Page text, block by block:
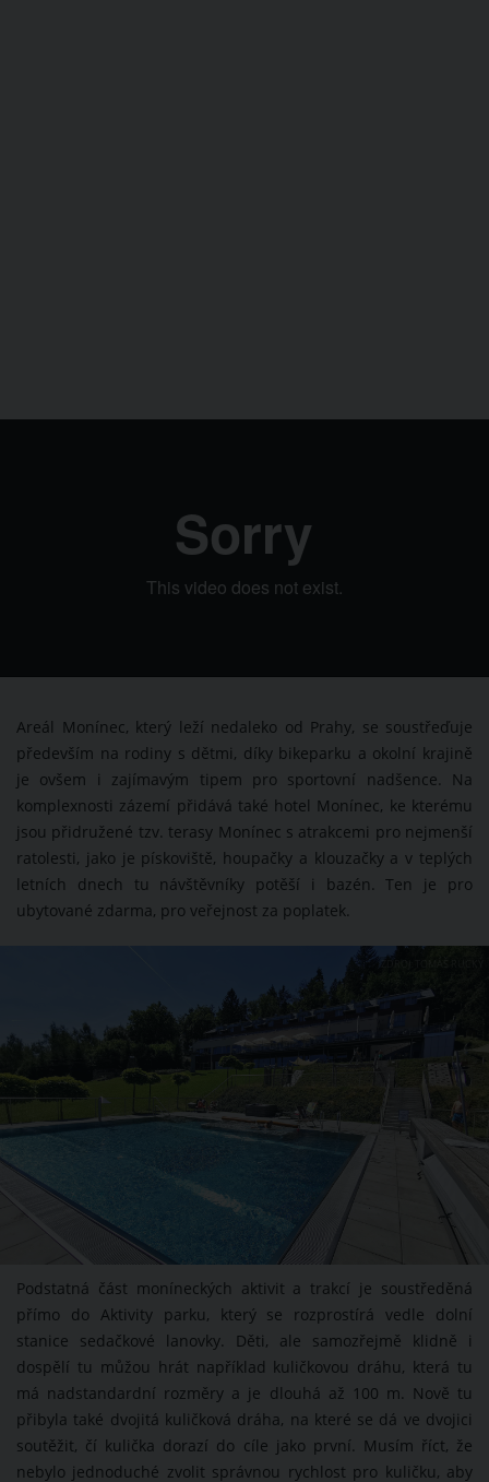
Areál Monínec, který leží nedaleko od Prahy, se soustřeďuje
především na rodiny s dětmi, díky bikeparku a okolní krajině
je ovšem i zajímavým tipem pro sportovní nadšence. Na
komplexnosti zázemí přidává také hotel Monínec, ke kterému
jsou přidružené tzv. terasy Monínec s atrakcemi pro nejmenší
ratolesti, jako je pískoviště, houpačky a klouzačky a v teplých
letních dnech tu návštěvníky potěší i bazén. Ten je pro
ubytované zdarma, pro veřejnost za poplatek.
ZDROJ: TOMÁŠ RUCKÝ
Podstatná část moníneckých aktivit a trakcí je soustředěná
přímo do Aktivity parku, který se rozprostírá vedle dolní
stanice sedačkové lanovky. Děti, ale samozřejmě klidně i
dospělí tu můžou hrát například kuličkovou dráhu, která tu
má nadstandardní rozměry a je dlouhá až 100 m. Nově tu
přibyla také dvojitá kuličková dráha, na které se dá ve dvojici
soutěžit, čí kulička dorazí do cíle jako první. Musím říct, že
nebylo jednoduché zvolit správnou rychlost pro kuličku, aby